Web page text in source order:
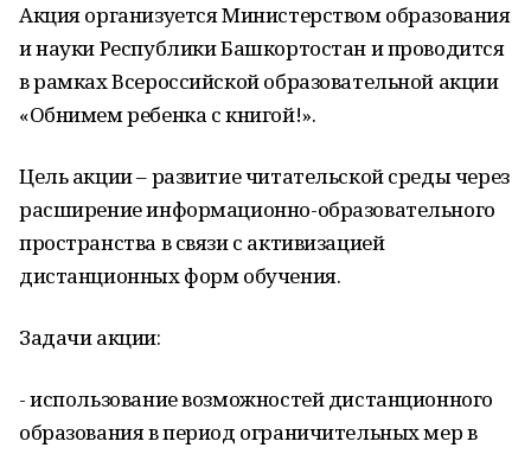
Акция организуется Министерством образования
и науки Республики Башкортостан и проводится
в рамках Всероссийской образовательной акции
«Обнимем ребенка с книгой!».
Цель акции – развитие читательской среды через
расширение информационно-образовательного
пространства в связи с активизацией
дистанционных форм обучения.
Задачи акции:
- использование возможностей дистанционного
образования в период ограничительных мер в